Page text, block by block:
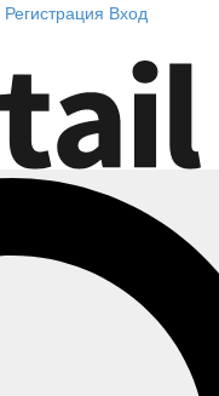
Регистрация Вход